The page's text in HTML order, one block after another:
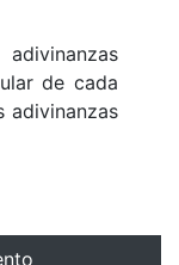
de cada
adivinanzas